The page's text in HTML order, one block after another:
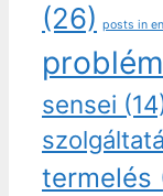
(26) posts in
sensei
termelés